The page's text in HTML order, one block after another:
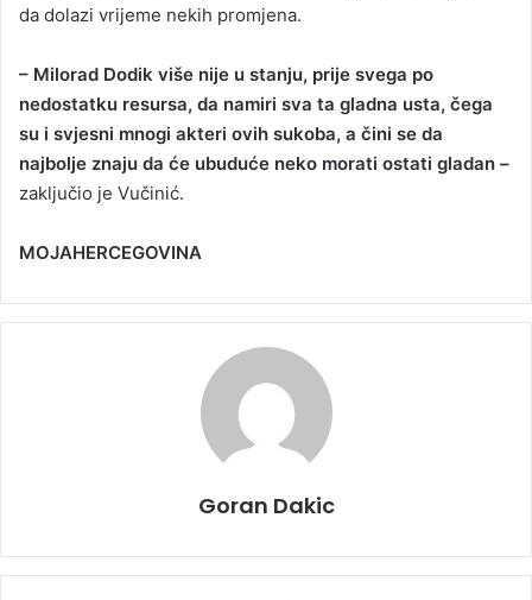
da dolazi vrijeme nekih promjena.
– Milorad Dodik više nije u stanju, prije svega po
nedostatku resursa, da namiri sva ta gladna usta, čega
su i svjesni mnogi akteri ovih sukoba, a čini se da
najbolje znaju da će ubuduće neko morati ostati gladan –
zaključio je Vučinić.
MOJAHERCEGOVINA
Goran Dakic